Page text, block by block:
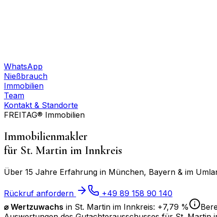
WhatsApp
Nießbrauch
Immobilien
Team
Kontakt & Standorte
FREITAG® Immobilien
Immobilienmakler
für St. Martin im Innkreis
Über 15 Jahre Erfahrung in München, Bayern & im
Rückruf anfordern
+49 89 158 90 140
⌀ Wertzuwachs in St. Martin im Innkreis: +7,79 %